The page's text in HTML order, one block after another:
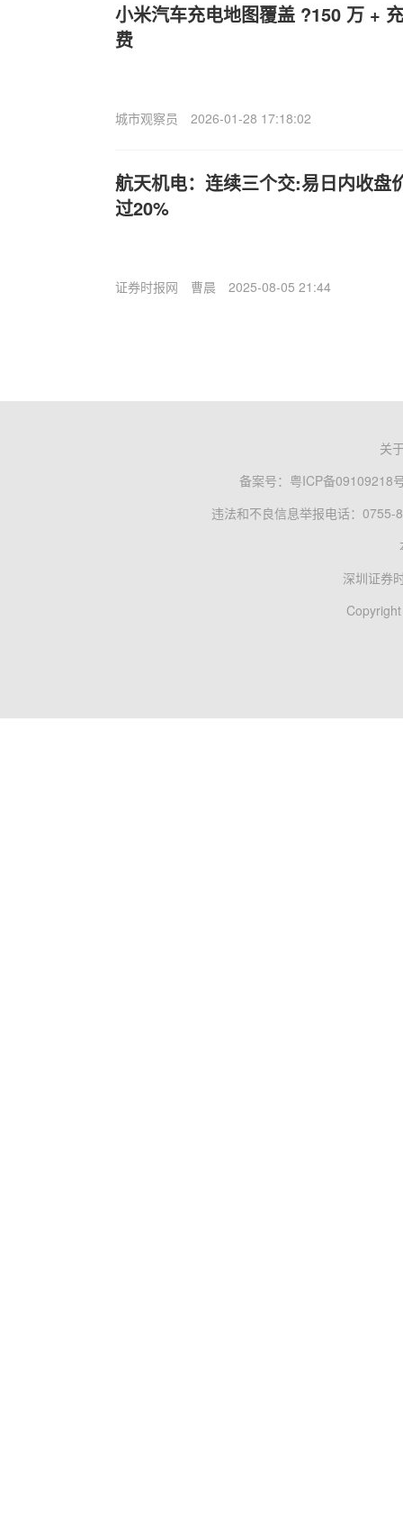
小米汽车充电地图覆盖 ?150 万 +
费
城市观察员 2026-01-28 17:18:02
航天机电：连续三个交:易日内收盘
过20%
证券时报网 曹晨 2025-08-05 21:44
关
备案号： 粤ICP备09109218
违法和不良信息举报电话：0755-
深圳证券